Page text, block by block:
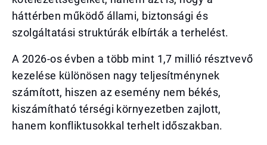
háttérben működő állami, biztonsági és
szolgáltatási struktúrák elbírták a terhelést.
A 2026-os évben a több mint 1,7 millió résztvevő
kezelése különösen nagy teljesítménynek
számított, hiszen az esemény nem békés,
kiszámítható térségi környezetben zajlott,
hanem konfliktusokkal terhelt időszakban.